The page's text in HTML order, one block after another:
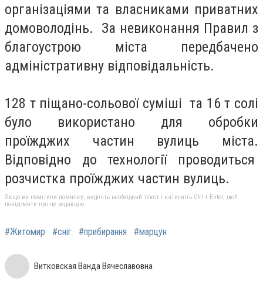
організаціями та власниками приватних
домоволодінь. За невиконання Правил з
благоустрою міста передбачено
адміністративну відповідальність.
128 т піщано-сольової суміші та 16 т солі
було використано для обробки
проїжджих частин вулиць міста.
Відповідно до технології проводиться
розчистка проїжджих частин вулиць.
Якщо ви помітили помилку, виділіть необхідний текст і натисніть Ctrl + Enter, щоб
повідомити про це редакцію
#Житомир #сніг #прибирання #марцун
Витковская Ванда Вячеславовна